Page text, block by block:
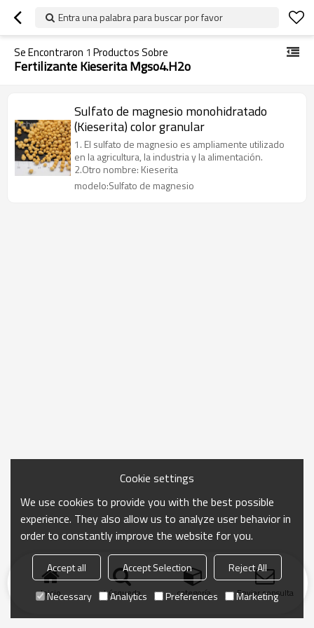
Entra una palabra para buscar por favor
Se Encontraron 1 Productos Sobre
Fertilizante Kieserita Mgso4.h2o
Sulfato de magnesio monohidratado
(Kieserita) color granular
1. El sulfato de magnesio es ampliamente utilizado
en la agricultura, la industria y la alimentación.
2.Otro nombre: Kieserita
modelo:Sulfato de magnesio
Inicio búsqueda categoría Enviar consulta
Cookie settings
We use cookies to provide you with the best possible
experience. They also allow us to analyze user behavior in
order to constantly improve the website for you.
Accept all Accept Selection
Reject All
Necessary
Analytics Preferences Marketing